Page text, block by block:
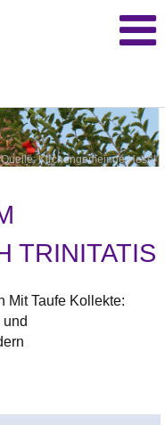
Quelle: Kirchengemeinde Hesel
TRINITATIS
Mit Taufe Kollekte: